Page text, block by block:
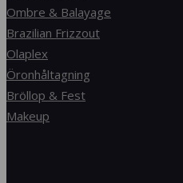
Ombre & Balayage
Brazilian Frizzout
Olaplex
Öronhåltagning
Bröllop & Fest
Makeup